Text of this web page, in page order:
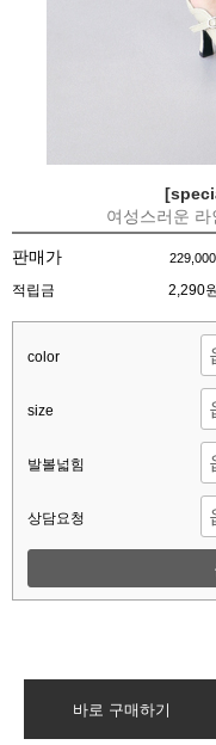
여성스러운 라
판매가
적립금 2,290원
color
size
발볼넓힘
상담요청
바로 구매하기